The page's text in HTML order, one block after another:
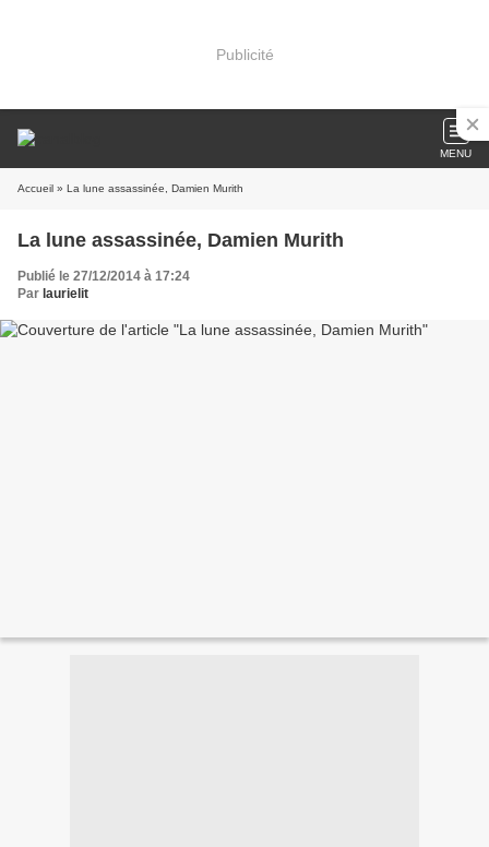
Publicité
MENU
Accueil » La lune assassinée, Damien Murith
La lune assassinée, Damien Murith
Publié le 27/12/2014 à 17:24
Par laurielit